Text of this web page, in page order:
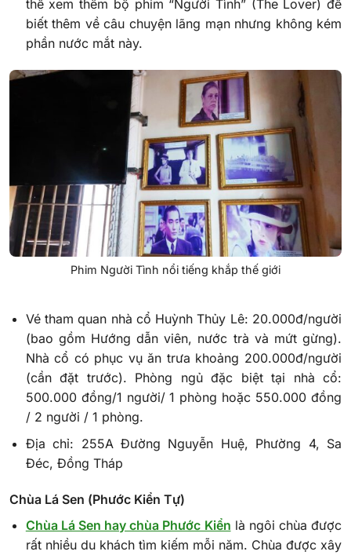
thể xem thêm bộ phim “Người Tình” (The Lover) để
biết thêm về câu chuyện lãng mạn nhưng không kém
phần nước mắt này.
Phim Người Tình nổi tiếng khắp thế giới
Vé tham quan nhà cổ Huỳnh Thủy Lê: 20.000đ/người
(bao gồm Hướng dẫn viên, nước trà và mứt gừng).
Nhà cổ có phục vụ ăn trưa khoảng 200.000đ/người
(cần đặt trước). Phòng ngủ đặc biệt tại nhà cổ:
500.000 đồng/1 người/ 1 phòng hoặc 550.000 đồng
/ 2 người / 1 phòng.
Địa chỉ: 255A Đường Nguyễn Huệ, Phường 4, Sa
Đéc, Đồng Tháp
Chùa Lá Sen (Phước Kiển Tự)
Chùa Lá Sen hay chùa Phước Kiển là ngôi chùa được
rất nhiều du khách tìm kiếm mỗi năm. Chùa được xây